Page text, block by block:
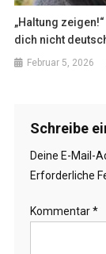
„Haltung
dich nicht
Februar 5, 2026
Schreibe
Deine E-Mail-
Erforderliche
Kommentar*